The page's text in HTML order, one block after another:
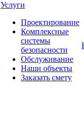
Услуги
Проектирование
Комплексные
системы
безопасности
Обслуживание
Наши объекты
Заказать смету